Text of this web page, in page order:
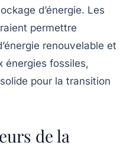
d’énergie. Les
permettre
renouvelable et
énergies fossiles,
pour la transition
de la